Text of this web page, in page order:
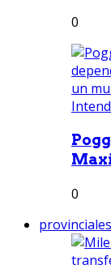
0
0
provinciales